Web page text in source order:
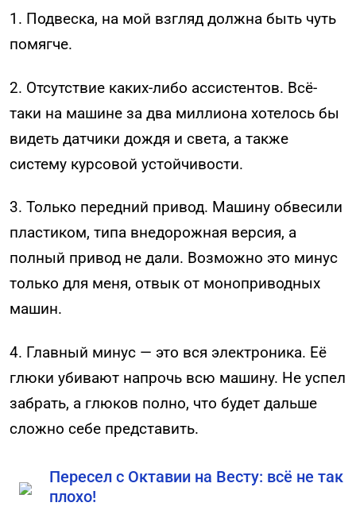
1. Подвеска, на мой взгляд должна быть чуть
помягче.
2. Отсутствие каких-либо ассистентов. Всё-
таки на машине за два миллиона хотелось бы
видеть датчики дождя и света, а также
систему курсовой устойчивости.
3. Только передний привод. Машину обвесили
пластиком, типа внедорожная версия, а
полный привод не дали. Возможно это минус
только для меня, отвык от моноприводных
машин.
4. Главный минус — это вся электроника. Её
глюки убивают напрочь всю машину. Не успел
забрать, а глюков полно, что будет дальше
сложно себе представить.
Пересел с Октавии на Весту: всё не так
плохо!